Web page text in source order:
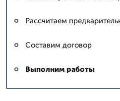
Рассчитаем
Составим договор
Выполним работы